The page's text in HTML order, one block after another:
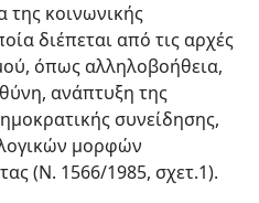
της κοινωνικής
διέπεται από τις αρχές
όπως αλληλοβοήθεια,
ανάπτυξη της
συνείδησης,
μορφών
(Ν. 1566/1985, σχετ.1).